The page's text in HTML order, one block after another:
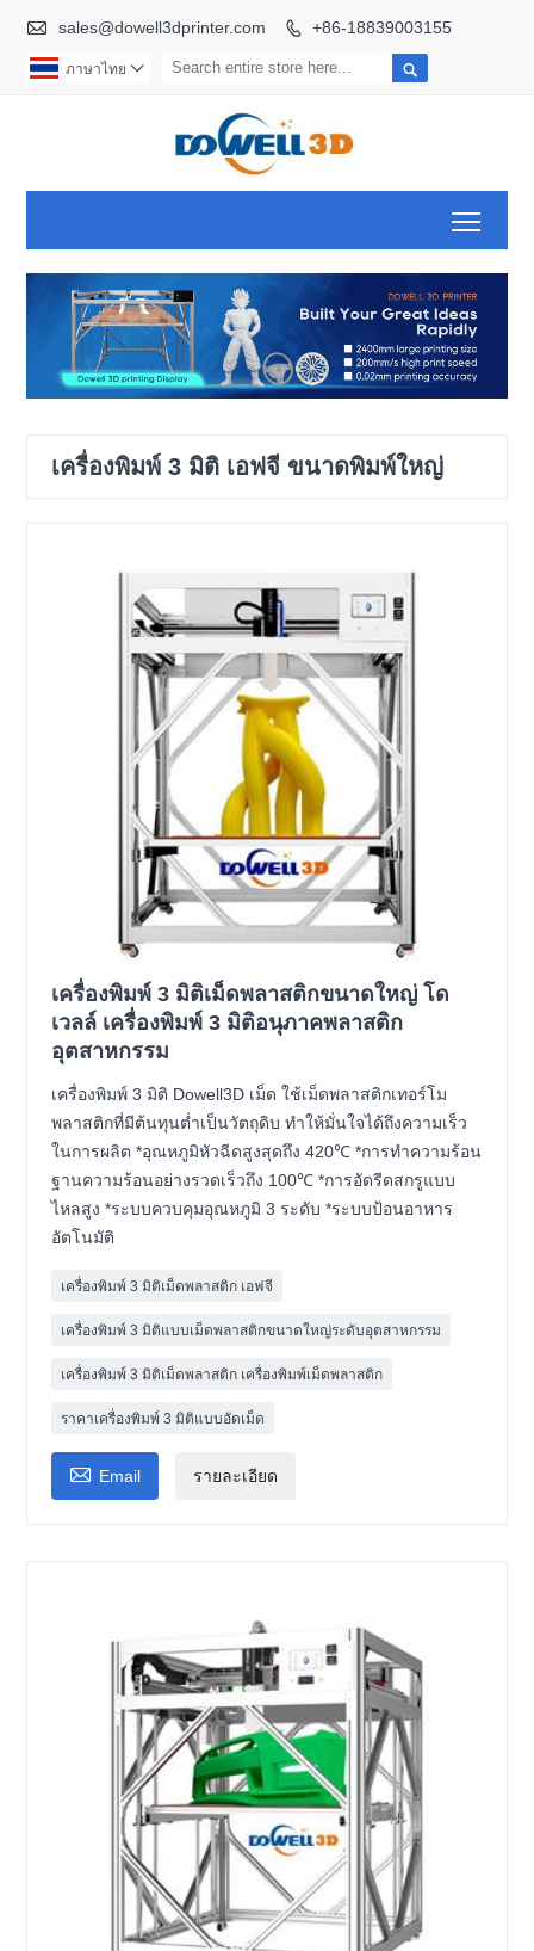
 sales@dowell3dprinter.com  +86-18839003155

ภาษาไทย 
เครื่องพิมพ์ 3 มิติ เอฟจี ขนาดพิมพ์ใหญ่
เครื่องพิมพ์ 3 มิติเม็ดพลาสติกขนาดใหญ่ โด
เวลล์ เครื่องพิมพ์ 3 มิติอนุภาคพลาสติก
อุตสาหกรรม
เครื่องพิมพ์ 3 มิติ Dowell3D เม็ด ใช้เม็ดพลาสติกเทอร์โม
พลาสติกที่มีต้นทุนต่ำเป็นวัตถุดิบ ทำให้มั่นใจได้ถึงความเร็ว
ในการผลิต *อุณหภูมิหัวฉีดสูงสุดถึง 420℃ *การทำความร้อน
ฐานความร้อนอย่างรวดเร็วถึง 100℃ *การอัดรีดสกรูแบบ
ไหลสูง *ระบบควบคุมอุณหภูมิ 3 ระดับ *ระบบป้อนอาหาร
อัตโนมัติ
เครื่องพิมพ์ 3 มิติเม็ดพลาสติก เอฟจี
เครื่องพิมพ์ 3 มิติแบบเม็ดพลาสติกขนาดใหญ่ระดับอุตสาหกรรม
เครื่องพิมพ์ 3 มิติเม็ดพลาสติก เครื่องพิมพ์เม็ดพลาสติก
ราคาเครื่องพิมพ์ 3 มิติแบบอัดเม็ด
 Email รายละเอียด